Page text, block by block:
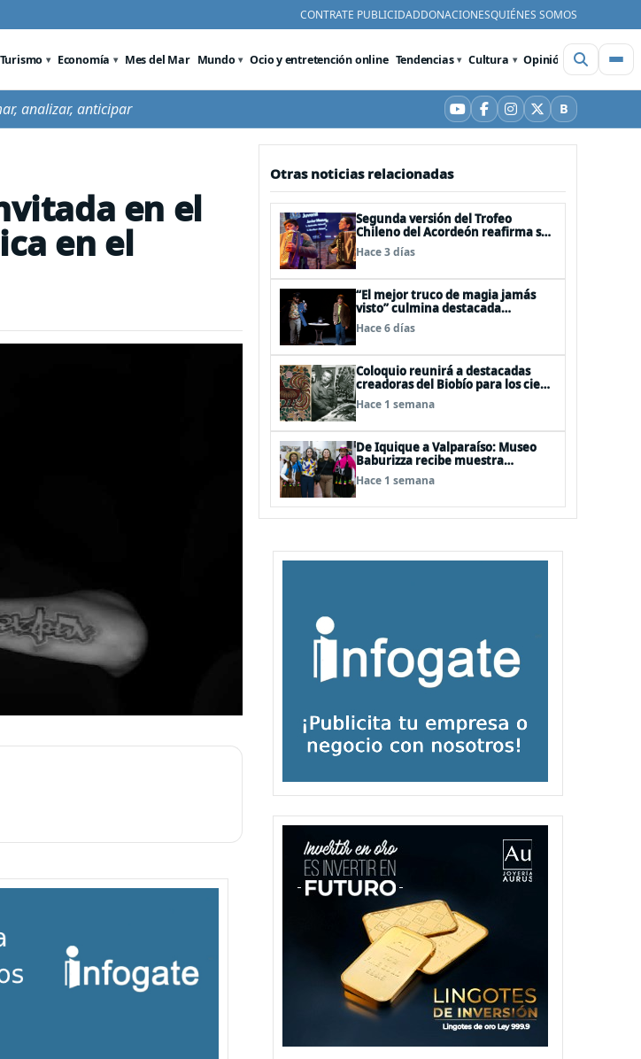
CONTRATE PUBLICIDADDONACIONESQUIÉNES SOMOS
Turismo Economía Mes del Mar Mundo Ocio y entretención online Tendencias Cultura Opinión Videos
analizar, anticipar YouTube
Facebook
Instagram
X BBluesky
en el
en el
Otras noticias relacionadas
Segunda versión del Trofeo
Chileno del Acordeón reafirma su
apuesta por la profesionalización
del instrumento en Chile
Hace 3 días
“El mejor truco de magia jamás
visto” culmina destacada
participación en el Festival Off
Avignon 2026
Hace 6 días
Coloquio reunirá a destacadas
creadoras del Biobío para los cien
años del natalicio del artista textil
y artesano tomecino Héctor
Hace 1 semana
De Iquique a Valparaíso: Museo
Baburizza recibe muestra
multimedial "Las Cumbias que
escuchamos allá arriba"
Hace 1 semana